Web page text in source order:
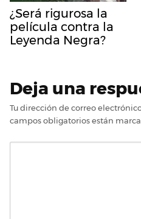
¿Será rigurosa la
película contra la
Leyenda Negra?
Deja una
Tu dirección de correo
campos obligatorios están